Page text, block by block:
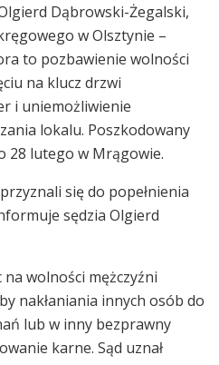
Dąbrowski-Żegalski,
w Olsztynie –
to pozbawienie wolności
na klucz drzwi
i uniemożliwienie
lokalu. Poszkodowany
28 lutego w Mrągowie.
się do popełnienia
sędzia Olgierd
wolności mężczyźni
nakłaniania innych osób do
lub w inny bezprawny
karne. Sąd uznał